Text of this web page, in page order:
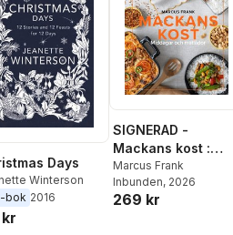
Days
Winterson
bok 2016
SIGNERAD -
Mackans kost :
Middagar och
matlådor
Marcus Frank
Inbunden, 2026
269 kr